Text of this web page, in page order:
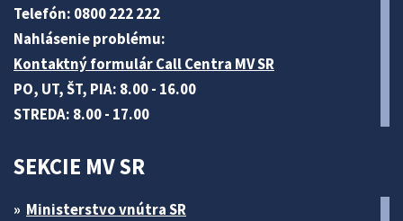
Telefón: 0800 222 222
Nahlásenie problému:
Kontaktný formulár Call Centra MV SR
PO, UT, ŠT, PIA: 8.00 - 16.00
STREDA: 8.00 - 17.00
SEKCIE MV SR
Ministerstvo vnútra SR